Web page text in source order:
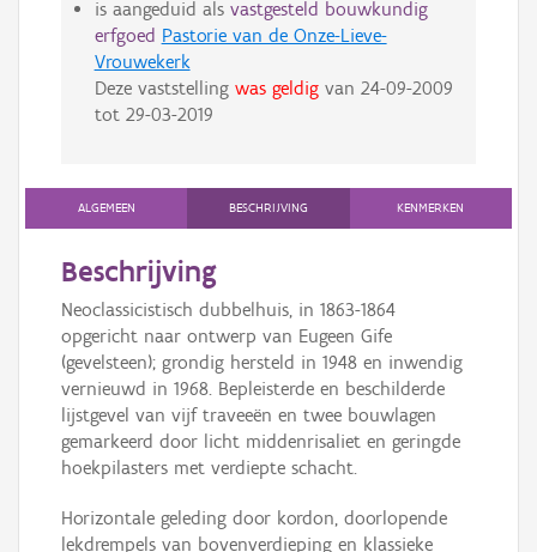
is aangeduid als vastgesteld bouwkundig
erfgoed Pastorie van de Onze-Lieve-
Vrouwekerk
Deze vaststelling was geldigvan 24-09-2009
tot 29-03-2019
ALGEMEEN BESCHRIJVING KENMERKEN
Beschrijving
Neoclassicistisch dubbelhuis, in 1863-1864
opgericht naar ontwerp van Eugeen Gife
(gevelsteen); grondig hersteld in 1948 en inwendig
vernieuwd in 1968. Bepleisterde en beschilderde
lijstgevel van vijf traveeën en twee bouwlagen
gemarkeerd door licht middenrisaliet en geringde
hoekpilasters met verdiepte schacht.
Horizontale geleding door kordon, doorlopende
lekdrempels van bovenverdieping en klassieke